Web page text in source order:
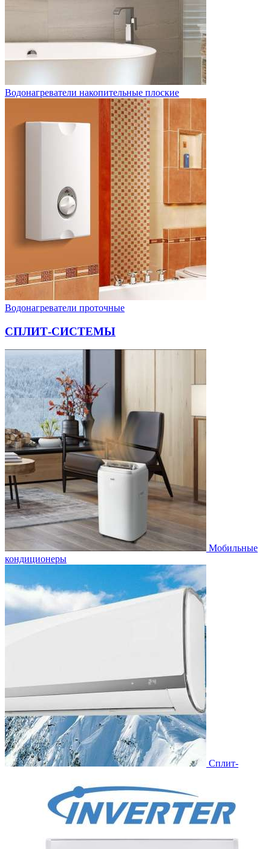
Водонагреватели накопительные плоские
Водонагреватели проточные
СПЛИТ-СИСТЕМЫ
Мобильные
кондиционеры
Сплит-